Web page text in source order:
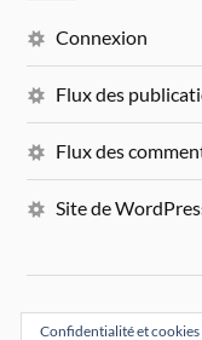
Connexion
Flux des
Flux des
Site de
Confidentialité et cookies